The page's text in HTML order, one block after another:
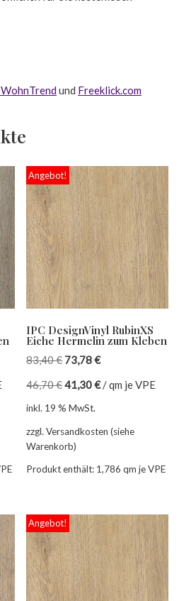
und Freeklick.com
Angebot!
IPC DesignVinyl RubinXS
Eiche Hermelin zum Kleben
83,40€ 73,78€
46,70€41,30€/qm je VPE
inkl. 19 % MwSt.
zzgl. Versandkosten (siehe
Warenkorb)
Produkt enthält: 1,786qm je VPE
Angebot!